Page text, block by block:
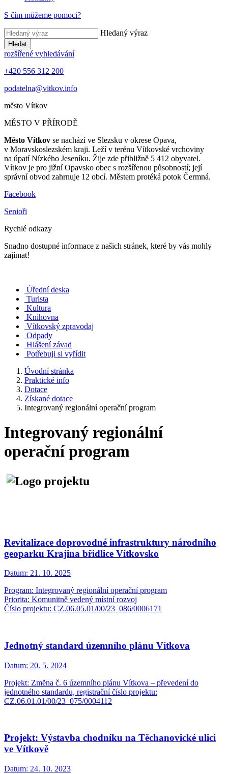
S čím můžeme pomoci?
Hledaný výraz
Hledat
rozšířené vyhledávání
+420 556 312 200
podatelna@vitkov.info
město Vítkov
MĚSTO V PŘÍRODĚ
Město Vítkov se nachází ve Slezsku v okrese Opava,
v Moravskoslezském kraji. Leží v terénu Vítkovské vrchoviny
na úpatí Nízkého Jeseníku. Žije zde přibližně 5 412 obyvatel.
Vítkov je pro jižní Opavsko obec s rozšířenou působností; její
správní obvod zahrnuje 12 obcí. Městem protéká potok Čermná.
Facebook
Senioři
Rychlé odkazy
Snadno dostupné informace z našich stránek, které by vás mohly
zajímat!
Úřední deska
Turista
Kultura
Knihovna
Vítkovský zpravodaj
Odpady
Hlášení závad
Potřebuji si vyřídit
Úvodní stránka
Praktické info
Dotace
Získané dotace
Integrovaný regionální operační program
Integrovaný regionální
operační program
Revitalizace doprovodné infrastruktury národního
geoparku Krajina břidlice Vítkovsko
Datum: 21. 10. 2025
Program: Integrovaný regionální operační program
Priorita: Komunitně vedený místní rozvoj
Číslo projektu: CZ.06.05.01/00/23_086/0006171
Jednotný standard územního plánu Vítkova
Datum: 20. 5. 2024
Projekt: Změna č. 6 územního plánu Vítkova – převedení do
jednotného standardu, registrační číslo projektu:
CZ.06.01.01/00/23_075/0004112
Projekt: Výstavba chodníku na Těchanovické ulici
ve Vítkově
Datum: 24. 10. 2023